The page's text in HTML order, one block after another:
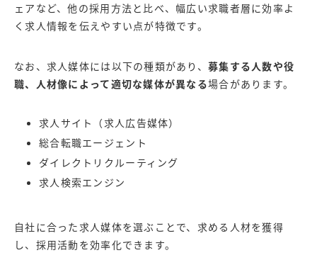
ェアなど、他の採用方法と比べ、幅広い求職者層に効率よ
く求人情報を伝えやすい点が特徴です。
なお、求人媒体には以下の種類があり、募集する人数や役
職、人材像によって適切な媒体が異なる場合があります。
求人サイト（求人広告媒体）
総合転職エージェント
ダイレクトリクルーティング
求人検索エンジン
自社に合った求人媒体を選ぶことで、求める人材を獲得
し、採用活動を効率化できます。